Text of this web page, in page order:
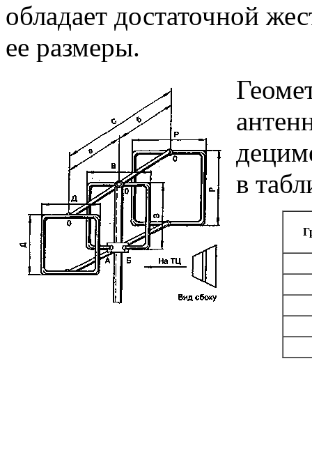
обладает достаточной
ее размеры.
в